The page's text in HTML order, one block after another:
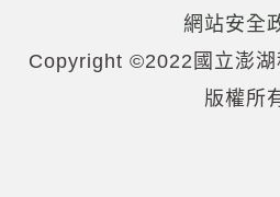
網站安全
Copyright ©2022國立澎湖
版權所